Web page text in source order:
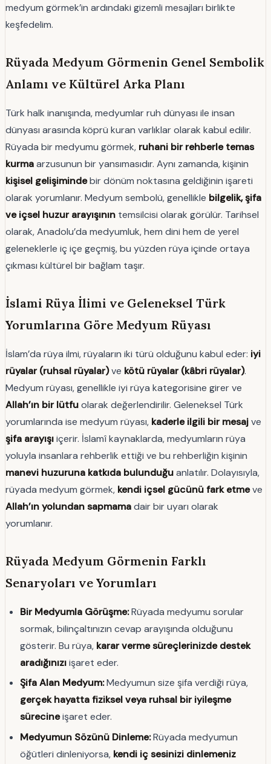
medyum görmek’in ardındaki gizemli mesajları birlikte
keşfedelim.
Rüyada Medyum Görmenin Genel Sembolik
Anlamı ve Kültürel Arka Planı
Türk halk inanışında, medyumlar ruh dünyası ile insan
dünyası arasında köprü kuran varlıklar olarak kabul edilir.
Rüyada bir medyumu görmek, ruhani bir rehberle temas
kurmaarzusunun bir yansımasıdır. Aynı zamanda, kişinin
kişisel gelişimindebir dönüm noktasına geldiğinin işareti
olarak yorumlanır. Medyum sembolü, genellikle bilgelik, şifa
ve içsel huzur arayışının temsilcisi olarak görülür. Tarihsel
olarak, Anadolu’da medyumluk, hem dini hem de yerel
geleneklerle iç içe geçmiş, bu yüzden rüya içinde ortaya
çıkması kültürel bir bağlam taşır.
İslami Rüya İlimi ve Geleneksel Türk
Yorumlarına Göre Medyum Rüyası
İslam’da rüya ilmi, rüyaların iki türü olduğunu kabul eder: iyi
rüyalar (ruhsal rüyalar)ve kötü rüyalar (kâbri rüyalar).
Medyum rüyası, genellikle iyi rüya kategorisine girer ve
Allah’ın bir lütfuolarak değerlendirilir. Geleneksel Türk
yorumlarında ise medyum rüyası, kaderle ilgili bir mesajve
şifa arayışıiçerir. İslamî kaynaklarda, medyumların rüya
yoluyla insanlara rehberlik ettiği ve bu rehberliğin kişinin
manevi huzuruna katkıda bulunduğuanlatılır. Dolayısıyla,
rüyada medyum görmek, kendi içsel gücünü fark etmeve
Allah’ın yolundan sapmamadair bir uyarı olarak
yorumlanır.
Rüyada Medyum Görmenin Farklı
Senaryoları ve Yorumları
Bir Medyumla Görüşme:Rüyada medyumu sorular
sormak, bilinçaltınızın cevap arayışında olduğunu
gösterir. Bu rüya, karar verme süreçlerinizde destek
aradığınızıişaret eder.
Şifa Alan Medyum:Medyumun size şifa verdiği rüya,
gerçek hayatta fiziksel veya ruhsal bir iyileşme
sürecineişaret eder.
Medyumun Sözünü Dinleme:Rüyada medyumun
öğütleri dinleniyorsa, kendi iç sesinizi dinlemeniz